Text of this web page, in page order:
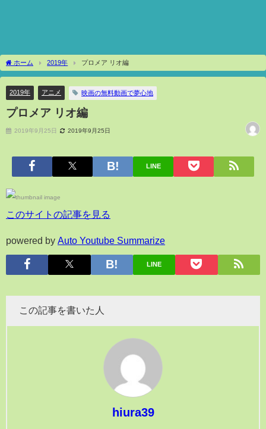
ホーム 2019年 プロメア リオ編
2019年 アニメ 映画の無料動画で夢心地
プロメア リオ編
2019年9月25日 2019年9月25日
LINE
このサイトの記事を見る
powered by Auto Youtube Summarize
LINE
この記事を書いた人
hiura39